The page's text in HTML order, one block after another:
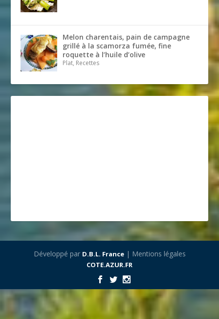
Melon charentais, pain de campagne
grillé à la scamorza fumée, fine
roquette à l’huile d’olive
Plat, Recettes
Développé par D.B.L. France| Mentions légales
COTE.AZUR.FR